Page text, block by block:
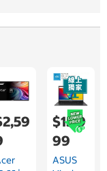
$15,9
99
ASUS